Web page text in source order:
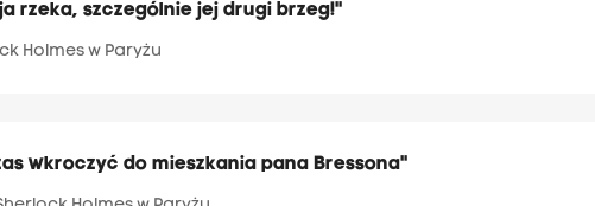
rzeka, szczególnie jej drugi brzeg!"
Holmes w Paryżu
wkroczyć do mieszkania pana Bressona"